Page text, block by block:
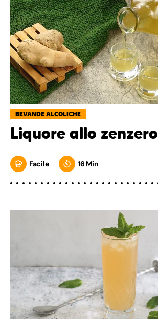
BEVANDE ALCOLICHE
Liquore allo zenzero
Facile 16 Min